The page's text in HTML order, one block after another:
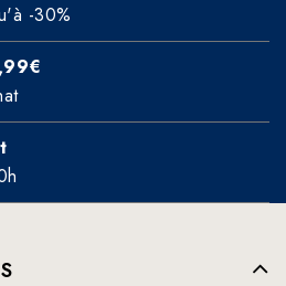
-30%